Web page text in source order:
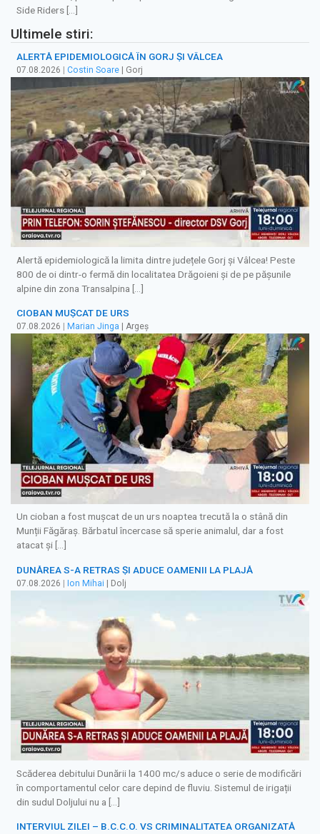
Side Riders […]
Ultimele stiri:
ALERTĂ EPIDEMIOLOGICĂ ÎN GORJ ȘI VÂLCEA
07.08.2026 Costin Soare | Gorj
Alertă epidemiologică la limita dintre județele Gorj și Vâlcea! Peste
800 de oi dintr-o fermă din localitatea Drăgoieni și de pe pășunile
alpine din zona Transalpina […]
CIOBAN MUȘCAT DE URS
07.08.2026 Marian Jinga | Argeș
Un cioban a fost mușcat de un urs noaptea trecută la o stână din
Munții Făgăraș. Bărbatul încercase să sperie animalul, dar a fost
atacat și […]
DUNĂREA S-A RETRAS ŞI ADUCE OAMENII LA PLAJĂ
07.08.2026 | Ion Mihai | Dolj
Scăderea debitului Dunării la 1400 mc/s aduce o serie de modificări
în comportamentul celor care depind de fluviu. Sistemul de irigații
din sudul Doljului nu a […]
INTERVIUL ZILEI – B.C.C.O. VS CRIMINALITATEA ORGANIZATĂ